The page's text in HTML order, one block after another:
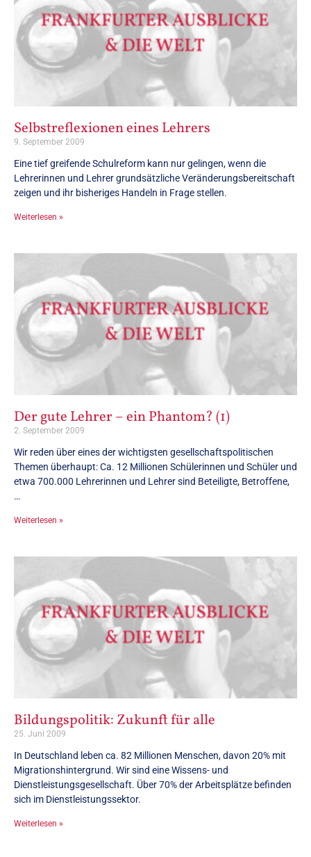
Selbstreflexionen eines Lehrers
9. September 2009
Eine tief greifende Schulreform kann nur gelingen, wenn die
Lehrerinnen und Lehrer grundsätzliche Veränderungsbereitschaft
zeigen und ihr bisheriges Handeln in Frage stellen.
Weiterlesen »
Der gute Lehrer – ein Phantom? (1)
2. September 2009
Wir reden über eines der wichtigsten gesellschaftspolitischen
Themen überhaupt: Ca. 12 Millionen Schülerinnen und Schüler und
etwa 700.000 Lehrerinnen und Lehrer sind Beteiligte, Betroffene,
…
Weiterlesen »
Bildungspolitik: Zukunft für alle
25. Juni 2009
In Deutschland leben ca. 82 Millionen Menschen, davon 20% mit
Migrationshintergrund. Wir sind eine Wissens- und
Dienstleistungsgesellschaft. Über 70% der Arbeitsplätze befinden
sich im Dienstleistungssektor.
Weiterlesen »